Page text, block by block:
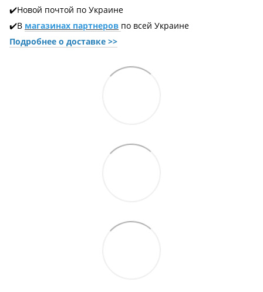
✔️Новой почтой по Украине
✔️В магазинах партнеров по всей Украине
Подробнее о доставке >>